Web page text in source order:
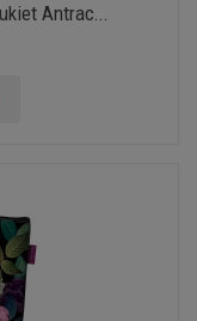
Antrac...